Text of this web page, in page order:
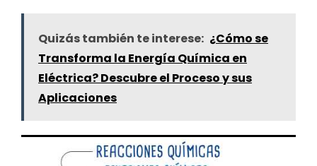
Quizás también te interese: ¿Cómo se
Transforma la Energía Química en
Eléctrica? Descubre el Proceso y sus
Aplicaciones